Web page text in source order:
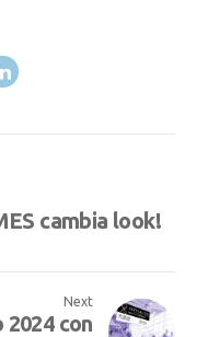
cambia look!
Next
con